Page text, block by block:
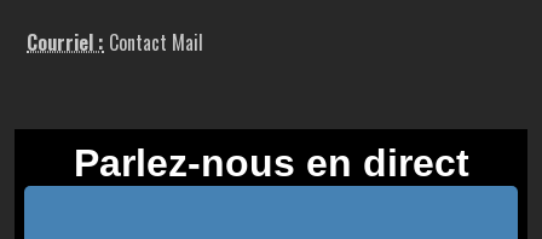
Courriel : Contact Mail